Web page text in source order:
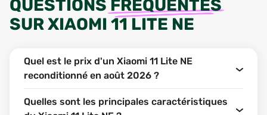
QUESTIONS FRÉQUENTES
SURXIAOMI 11 LITE NE
Quel est le prix d'un Xiaomi 11 Lite NE
reconditionné en août 2026 ?
Quelles sont les principales caractéristiques